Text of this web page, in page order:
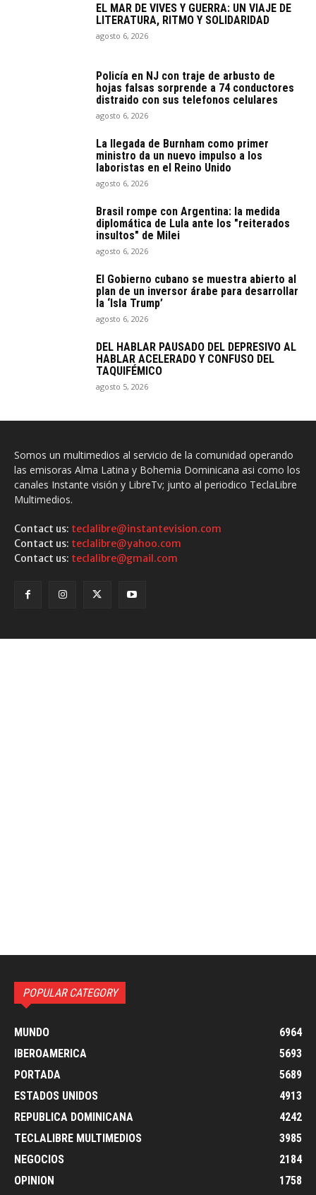
EL MAR DE VIVES Y GUERRA: UN VIAJE DE
LITERATURA, RITMO Y SOLIDARIDAD
agosto 6, 2026
Policía en NJ con traje de arbusto de
hojas falsas sorprende a 74 conductores
distraido con sus telefonos celulares
agosto 6, 2026
La llegada de Burnham como primer
ministro da un nuevo impulso a los
laboristas en el Reino Unido
agosto 6, 2026
Brasil rompe con Argentina: la medida
diplomática de Lula ante los "reiterados
insultos" de Milei
agosto 6, 2026
El Gobierno cubano se muestra abierto al
plan de un inversor árabe para desarrollar
la ‘Isla Trump’
agosto 6, 2026
DEL HABLAR PAUSADO DEL DEPRESIVO AL
HABLAR ACELERADO Y CONFUSO DEL
TAQUIFÉMICO
agosto 5, 2026
Somos un multimedios al servicio de la comunidad operando
las emisoras Alma Latina y Bohemia Dominicana asi como los
canales Instante visión y LibreTv; junto al periodico TeclaLibre
Multimedios.
Contact us: teclalibre@instantevision.com
Contact us: teclalibre@yahoo.com
Contact us: teclalibre@gmail.com
POPULAR CATEGORY
MUNDO
6964
IBEROAMERICA
5693
PORTADA
5689
ESTADOS UNIDOS
4913
REPUBLICA DOMINICANA
4242
TECLALIBRE MULTIMEDIOS
3985
NEGOCIOS
2184
OPINION
1758